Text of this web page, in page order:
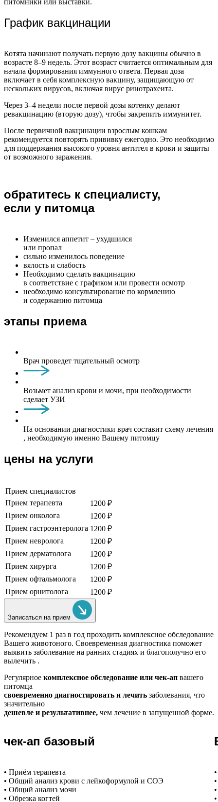
График вакцинации
Котята начинают получать первую дозу вакцины обычно в
возрасте 8–9 недель. Этот возраст считается оптимальным для
начала формирования иммунного ответа. Первая доза
включает в себя комплексную вакцину, защищающую от
нескольких вирусов, включая вирус ринотрахеита.
Через 3–4 недели после первой дозы котенку делают
ревакцинацию (вторую дозу), чтобы закрепить иммунитет.
После первичной вакцинации взрослым кошкам
рекомендуется повторять прививку ежегодно. Это необходимо
для поддержания высокого уровня антител в крови и защиты
от возможного заражения.
обратитесь к специалисту,
если у питомца
Изменился аппетит – ухудшился
или пропал
сильно изменилось поведение
вялость и слабость
Необходимо сделать вакцинацию
в соответствие с графиком или провести осмотр
необходимо консультирование по кормлению
и содержанию питомца
этапы приема
Врач проведет тщательный осмотр
Возьмет анализ крови и мочи, при необходимости
сделает УЗИ
На основании диагностики врач составит схему лечения
, необходимую именно Вашему питомцу
цены на услуги
Прием специалистов
Прием терапевта
1200 ₽
Прием онколога
1200 ₽
Прием гастроэнтеролога 1200 ₽
Прием невролога
1200 ₽
Прием дерматолога
1200 ₽
Прием хирурга
1200 ₽
Прием офтальмолога
1200 ₽
Прием орнитолога
1200 ₽
Записаться на прием
Рекомендуем 1 раз в год проходить комплексное обследование
Вашего животоного. Своевременная диагностика поможет
выявить заболевание на ранних стадиях и благополучно его
вылечить .
Регулярное комплексное обследование или чек-ап вашего
питомца
своевременно диагностировать и лечить заболевания, что
значительно
дешевле и результативнее, чем лечение в запущенной форме.
чек-ап базовый
• Приём терапевта
• Общий анализ крови с лейкоформулой и СОЭ
• Общий анализ мочи
• Обрезка когтей